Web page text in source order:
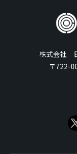
株式会社
〒722-